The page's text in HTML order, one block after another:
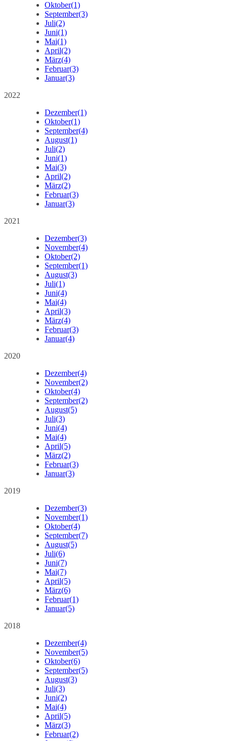
Oktober(1)
September(3)
Juli(2)
Juni(1)
Mai(1)
April(2)
März(4)
Februar(3)
Januar(3)
2022
Dezember(1)
Oktober(1)
September(4)
August(1)
Juli(2)
Juni(1)
Mai(3)
April(2)
März(2)
Februar(3)
Januar(3)
2021
Dezember(3)
November(4)
Oktober(2)
September(1)
August(3)
Juli(1)
Juni(4)
Mai(4)
April(3)
März(4)
Februar(3)
Januar(4)
2020
Dezember(4)
November(2)
Oktober(4)
September(2)
August(5)
Juli(3)
Juni(4)
Mai(4)
April(5)
März(2)
Februar(3)
Januar(3)
2019
Dezember(3)
November(1)
Oktober(4)
September(7)
August(5)
Juli(6)
Juni(7)
Mai(7)
April(5)
März(6)
Februar(1)
Januar(5)
2018
Dezember(4)
November(5)
Oktober(6)
September(5)
August(3)
Juli(3)
Juni(2)
Mai(4)
April(5)
März(3)
Februar(2)